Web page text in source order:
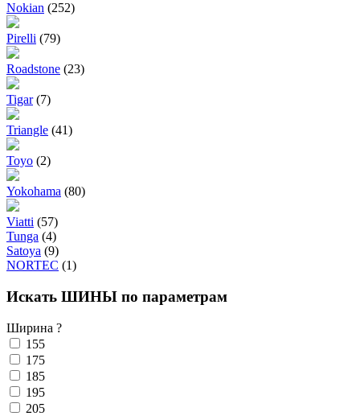
Nokian (252)
Pirelli (79)
Roadstone (23)
Tigar (7)
Triangle (41)
Toyo (2)
Yokohama (80)
Viatti (57)
Tunga (4)
Satoya (9)
NORTEC (1)
Искать ШИНЫ по параметрам
Ширина ?
155
175
185
195
205